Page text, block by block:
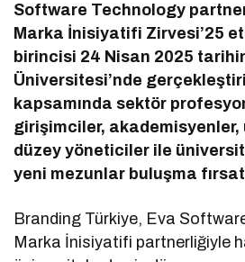
Software Technology
Marka İnisiyatifi Zirvesi’25
birincisi 24 Nisan 2025
Üniversitesi’nde
kapsamında sektör
girişimciler, akademisyenler,
düzey yöneticiler ile
yeni mezunlar buluşma
Branding Türkiye, Eva
Marka İnisiyatifi partnerliğiyle